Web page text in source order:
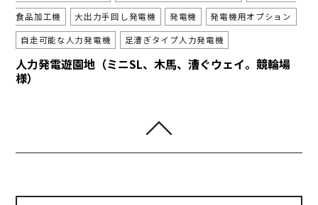
食品加工機 大出力手回し発電機 発電機 発電機用オプション
自走可能な人力発電機 足漕ぎタイプ人力発電機
人力発電遊園地（ミニSL、木馬、漕ぐウェイ。競輪場
様）